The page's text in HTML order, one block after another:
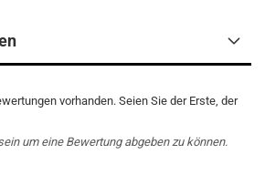
vorhanden. Seien Sie der Erste, der
um eine Bewertung abgeben zu können.